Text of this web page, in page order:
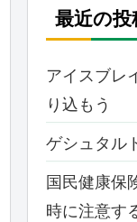
最近の投
アイスブレ
り込もう
ゲシュタル
国民健康保
時に注意す